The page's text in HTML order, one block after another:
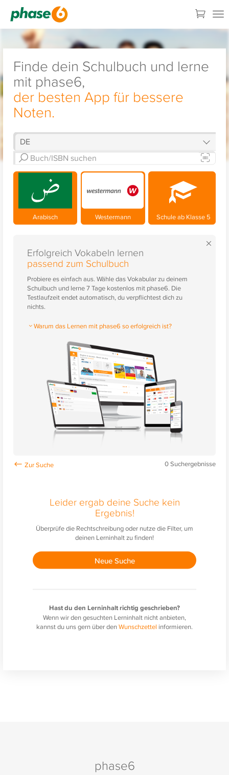
Finde dein Schulbuch und lerne
mit phase6,
der besten App für bessere
Noten.
Arabisch Westermann Schule ab Klasse 5
×
Erfolgreich Vokabeln lernen
passend zum Schulbuch
Probiere es einfach aus. Wähle das Vokabular zu deinem
Schulbuch und lerne 7 Tage kostenlos mit phase6. Die
Testlaufzeit endet automatisch, du verpflichtest dich zu
nichts.
Warum das Lernen mit phase6 so erfolgreich ist?
0Suchergebnisse
Leider ergab deine Suche kein
Ergebnis!
Überprüfe die Rechtschreibung oder nutze die Filter, um
deinen Lerninhalt zu finden!
Neue Suche
Hast du den Lerninhalt richtig geschrieben?
Wenn wir den gesuchten Lerninhalt nicht anbieten,
kannst du uns gern über denWunschzettel informieren.
phase6